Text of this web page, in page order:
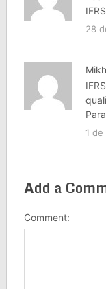
28
1 de
Add a
Comment: